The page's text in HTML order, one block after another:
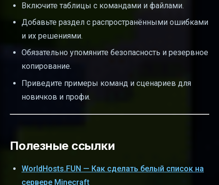
Включите таблицы с командами и файлами.
Добавьте раздел с распространёнными ошибками
и их решениями.
Обязательно упомяните безопасность и резервное
копирование.
Приведите примеры команд и сценариев для
новичков и профи.
Полезные ссылки
WorldHosts.FUN — Как сделать белый список на
сервере Minecraft